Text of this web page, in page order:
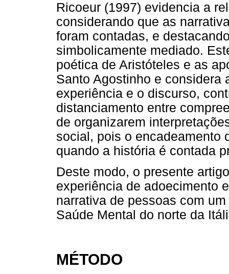
Ricoeur (1997) evidencia a
considerando que as
foram contadas, e
simbolicamente mediado.
poética de Aristóteles e as
Santo Agostinho e considera
experiência e o discurso,
distanciamento entre
de organizarem
social, pois o encadeamento
quando a história é contada
Deste modo, o presente
experiência de adoecimento
narrativa de pessoas com
Saúde Mental do norte da
MÉTODO